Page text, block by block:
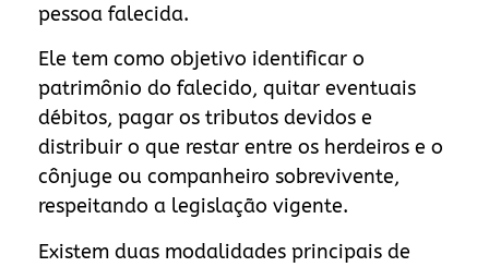
pessoa falecida.
Ele tem como objetivo identificar o
patrimônio do falecido, quitar eventuais
débitos, pagar os tributos devidos e
distribuir o que restar entre os herdeiros e o
cônjuge ou companheiro sobrevivente,
respeitando a legislação vigente.
Existem duas modalidades principais de